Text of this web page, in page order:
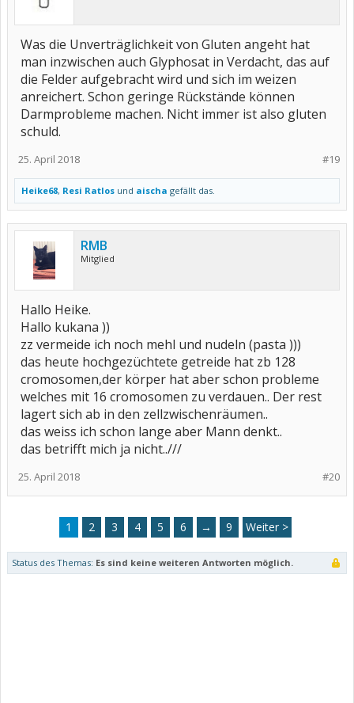
Was die Unverträglichkeit von Gluten angeht hat
man inzwischen auch Glyphosat in Verdacht, das auf
die Felder aufgebracht wird und sich im weizen
anreichert. Schon geringe Rückstände können
Darmprobleme machen. Nicht immer ist also gluten
schuld.
#19
25. April 2018
Heike68, Resi Ratlos und aischa gefällt das.
RMB
Mitglied
Hallo Heike.
Hallo kukana ))
zz vermeide ich noch mehl und nudeln (pasta )))
das heute hochgezüchtete getreide hat zb 128
cromosomen,der körper hat aber schon probleme
welches mit 16 cromosomen zu verdauen.. Der rest
lagert sich ab in den zellzwischenräumen..
das weiss ich schon lange aber Mann denkt..
das betrifft mich ja nicht..///
#20
25. April 2018
1 2 3 4 5 6 → 9 Weiter >
Status des Themas: Es sind keine weiteren Antworten möglich.